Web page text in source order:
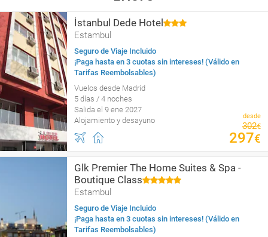
İstanbul Dede Hotel
Estambul
Seguro de Viaje Incluido
¡Paga hasta en 3 cuotas sin intereses! (Válido en
Tarifas Reembolsables)
Vuelos desde Madrid
5 días / 4 noches
Salida el 9 ene 2027
Alojamiento y desayuno
desde
302€
297€
Glk Premier The Home Suites & Spa -
Boutique Class
Estambul
Seguro de Viaje Incluido
¡Paga hasta en 3 cuotas sin intereses! (Válido en
Tarifas Reembolsables)